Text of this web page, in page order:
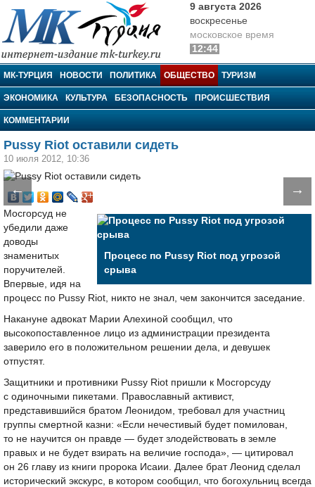
МК-Турция
9 августа 2026
воскресенье
московское время
12:44
МК-ТУРЦИЯ НОВОСТИ ПОЛИТИКА ОБЩЕСТВО ТУРИЗМ
ЭКОНОМИКА КУЛЬТУРА БЕЗОПАСНОСТЬ ПРОИСШЕСТВИЯ
КОММЕНТАРИИ
Pussy Riot оставили сидеть
10 июля 2012, 10:36
← →
Процесс по Pussy Riot под угрозой
срыва
Мосгорсуд не
убедили даже
доводы
знаменитых
поручителей.
Впервые, идя на
процесс по Pussy Riot, никто не знал, чем закончится заседание.
Накануне адвокат Марии Алехиной сообщил, что
высокопоставленное лицо из администрации президента
заверило его в положительном решении дела, и девушек
отпустят.
Защитники и противники Pussy Riot пришли к Мосгорсуду
с одиночными пикетами. Православный активист,
представившийся братом Леонидом, требовал для участниц
группы смертной казни: «Если нечестивый будет помилован,
то не научится он правде — будет злодействовать в земле
правых и не будет взирать на величие господа», — цитировал
он 26 главу из книги пророка Исаии. Далее брат Леонид сделал
исторический экскурс, в котором сообщил, что богохульниц всегда